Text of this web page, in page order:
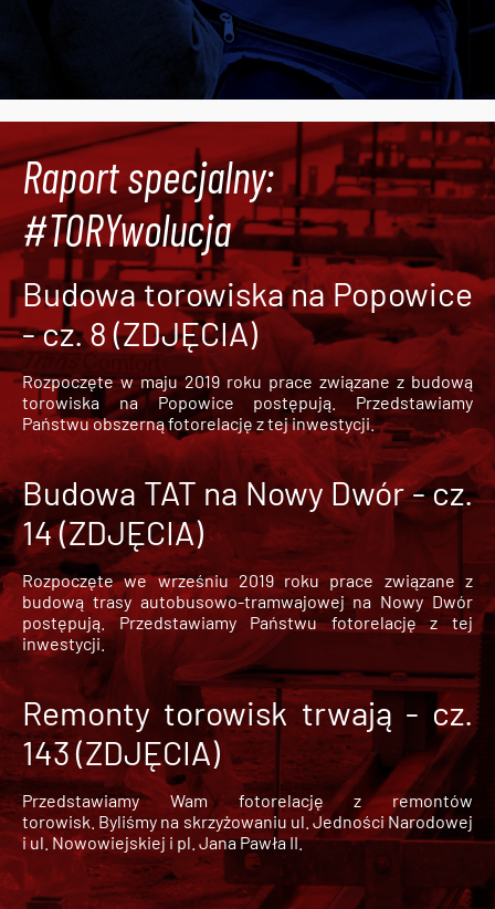
Raport specjalny:
#TORYwolucja
Budowa torowiska na Popowice
- cz. 8 (ZDJĘCIA)
Rozpoczęte w maju 2019 roku prace związane z budową
torowiska na Popowice
postępują. Przedstawiamy
Państwu obszerną fotorelację z tej inwestycji.
Budowa TAT na Nowy Dwór - cz.
14 (ZDJĘCIA)
Rozpoczęte we wrześniu 2019 roku prace związane z
budową trasy autobusowo-tramwajowej na Nowy Dwór
postępują. Przedstawiamy Państwu fotorelację z tej
inwestycji.
Remonty torowisk trwają - cz.
143 (ZDJĘCIA)
Przedstawiamy Wam fotorelację z remontów
torowisk. Byliśmy na skrzyżowaniu ul. Jedności Narodowej
i ul. Nowowiejskiej i pl. Jana Pawła II.